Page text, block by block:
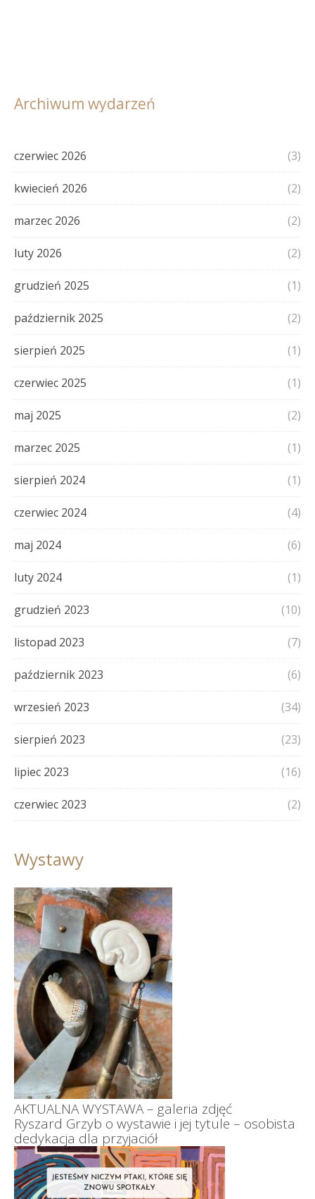
Archiwum wydarzeń
czerwiec 2026 (3)
kwiecień 2026 (2)
marzec 2026 (2)
luty 2026 (2)
grudzień 2025 (1)
październik 2025 (2)
sierpień 2025 (1)
czerwiec 2025 (1)
maj 2025 (2)
marzec 2025 (1)
sierpień 2024 (1)
czerwiec 2024 (4)
maj 2024 (6)
luty 2024 (1)
grudzień 2023 (10)
listopad 2023 (7)
październik 2023 (6)
wrzesień 2023 (34)
sierpień 2023 (23)
lipiec 2023 (16)
czerwiec 2023 (2)
Wystawy
AKTUALNA WYSTAWA – galeria zdjęć
Ryszard Grzyb o wystawie i jej tytule – osobista
dedykacja dla przyjaciół